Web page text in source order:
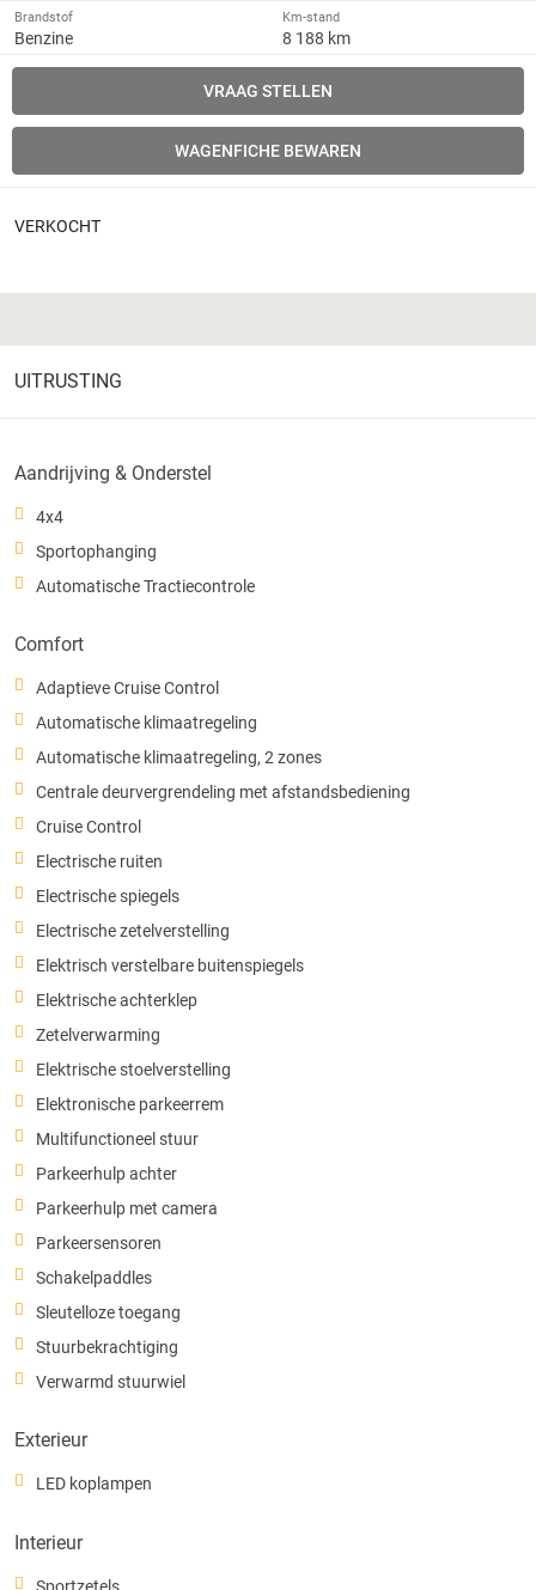
Brandstof
Benzine
Km-stand
8 188 km
VRAAG STELLEN
WAGENFICHE BEWAREN
VERKOCHT
UITRUSTING
Aandrijving & Onderstel
4x4
Sportophanging
Automatische Tractiecontrole
Comfort
Adaptieve Cruise Control
Automatische klimaatregeling
Automatische klimaatregeling, 2 zones
Centrale deurvergrendeling met afstandsbediening
Cruise Control
Electrische ruiten
Electrische spiegels
Electrische zetelverstelling
Elektrisch verstelbare buitenspiegels
Elektrische achterklep
Zetelverwarming
Elektrische stoelverstelling
Elektronische parkeerrem
Multifunctioneel stuur
Parkeerhulp achter
Parkeerhulp met camera
Parkeersensoren
Schakelpaddles
Sleutelloze toegang
Stuurbekrachtiging
Verwarmd stuurwiel
Exterieur
LED koplampen
Interieur